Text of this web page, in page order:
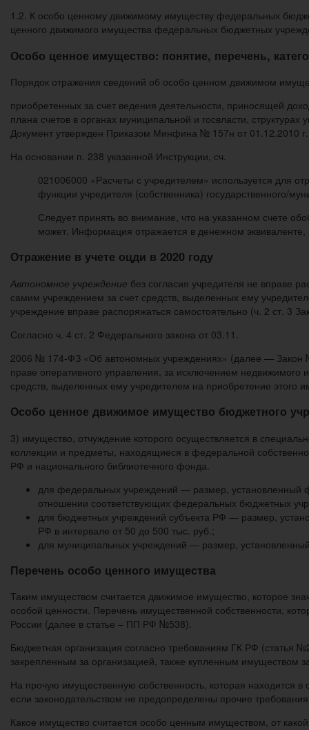
1.2. К особо ценному движимому имуществу федеральных
ценного движимого имущества федеральных бюджетных
Особо ценное имущество: понятие, перечень,
Порядок отражения сведений об особо ценном движимом
приобретенных за счет ведения деятельности, приносящей
плана счетов в органах муниципальной и госвласти,
Документ утвержден Приказом Минфина № 157н от 01.12.2010 г.
На основании п. 238 указанной Инструкции, сч.
021006000 «Расчеты с учредителем» используется для
функции учредителя (собственника) государственного/
Следует принять во внимание, что на указанном счете
может. Информация отражается в денежном
Отражение в учете оцди в 2020 году
Автономное учреждение без согласия учредителя не вправе
самим учреждением за счет средств, выделенных ему
учреждение вправе распоряжаться самостоятельно (ч. 2 ст. 3
Согласно ч. 4 ст. 2 Федерального закона от 03.11.
2006 № 174-ФЗ «Об автономных учреждениях» (далее — Закон
праве оперативного управления, за исключением
средств, выделенных ему учредителем на приобретение этого
Особо ценное движимое имущество бюджетного
3) имущество, отчуждение которого осуществляется в
коллекции и предметы, находящиеся в федеральной
РФ и национального библиотечного фонда.
для федеральных учреждений — размер, установленный
отношении соответствующих федеральных бюджетных
для бюджетных учреждений субъекта РФ — размер,
РФ в интервале от 50 до 500 тыс. руб.;
для муниципальных учреждений — размер,
Перечень особо ценного имущества
Таким имуществом считается движимое имущество, которое
особой ценности. Перечень имущественной собственности,
России (далее в статье – ПП РФ №538).
Бюджетная организация согласно требованиям ГК РФ (статья
закрепленным за организацией, также купленным имуществом
На прочую имущественную собственность, которая находится
если законодательством не предопределены прочие
Какое имущество считается особо ценным имуществом, от